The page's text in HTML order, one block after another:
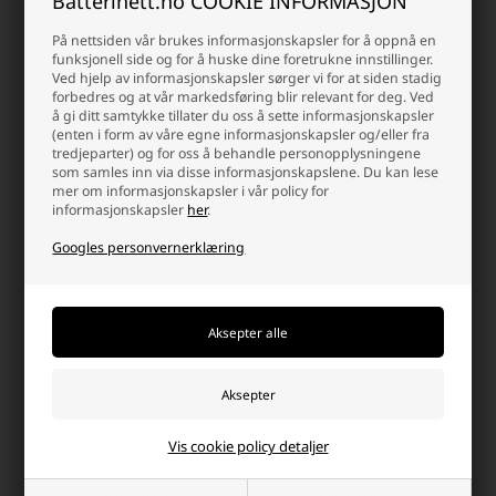
På nettsiden vår brukes informasjonskapsler for å oppnå en
funksjonell side og for å huske dine foretrukne innstillinger.
Ved hjelp av informasjonskapsler sørger vi for at siden stadig
forbedres og at vår markedsføring blir relevant for deg. Ved
å gi ditt samtykke tillater du oss å sette informasjonskapsler
(enten i form av våre egne informasjonskapsler og/eller fra
tredjeparter) og for oss å behandle personopplysningene
som samles inn via disse informasjonskapslene. Du kan lese
mer om informasjonskapsler i vår policy for
informasjonskapsler her.
Googles personvernerklæring
Vis cookie policy detaljer
Finn det riktige batteriet hos oss
Hos oss fører vi kun kvalitetsbatterier fra anerkjente produsenter.
Alle CR1216knappcellebatterierer testet for ytelse og sikkerhet, så
du får et produkt du kan stole på.
💡 Se også våreurbatterier og kalkulatorbatterierfor flere
knappcelletyper i forskjellige størrelser og spenninger.
Hvorfor handle på batterinett?